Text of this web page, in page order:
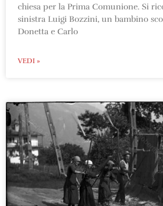
chiesa per la Prima Comunione. Si
sinistra Luigi Bozzini, un bambino
Donetta e Carlo
VEDI »